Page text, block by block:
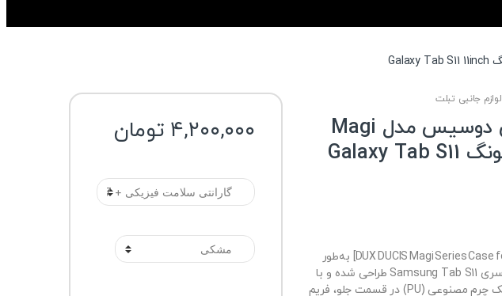
لوازم جانبی تبلت
کیف دوکس دوسیس مدل Magi
تبلت سامسونگ Galaxy Tab S11
[DUX DUCIS Magi Series Case for Samsung Tab S11] به‌طور
دقیق برای تبلت های سری Samsung Tab S11 طراحی شده و با
استفاده از ترکیب شیک چرم مصنوعی (PU) در قسمت جلو، فریم
۴,۲۰۰,۰۰۰ تومان